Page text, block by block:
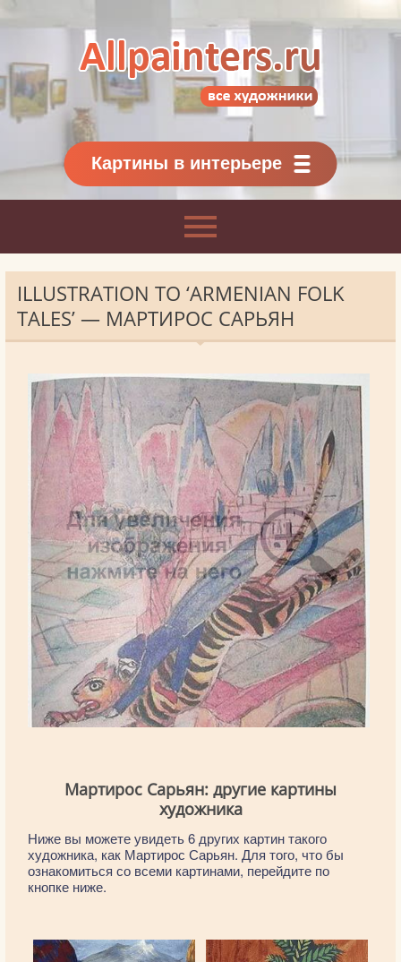
Картины классиков
и современников
Картины в интерьере
ILLUSTRATION TO ‘ARMENIAN FOLK
TALES’ — МАРТИРОС САРЬЯН
Мартирос Сарьян: другие картины
художника
Ниже вы можете увидеть 6 других картин такого
художника, как Мартирос Сарьян. Для того, что бы
ознакомиться со всеми картинами, перейдите по
кнопке ниже.